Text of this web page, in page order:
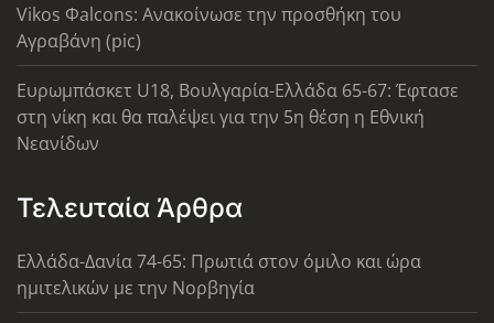
Vikos Φalcons: Ανακοίνωσε την προσθήκη του
Αγραβάνη (pic)
Ευρωμπάσκετ U18, Βουλγαρία-Ελλάδα 65-67: Έφτασε
στη νίκη και θα παλέψει για την 5η θέση η Εθνική
Νεανίδων
Τελευταία Άρθρα
Ελλάδα-Δανία 74-65: Πρωτιά στον όμιλο και ώρα
ημιτελικών με την Νορβηγία